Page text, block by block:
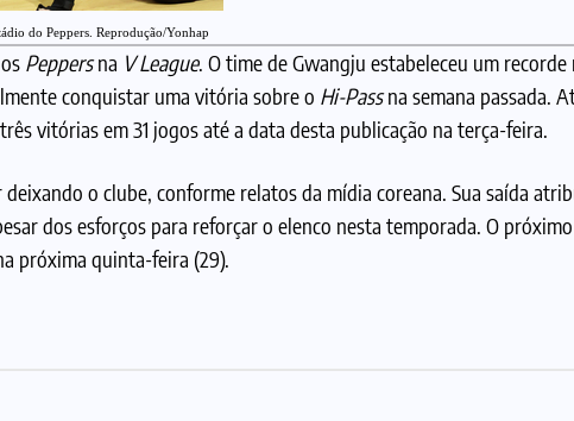
do Peppers. Reprodução/Yonhap
Peppersna V League. O time de Gwangju estabeleceu um
conquistar uma vitória sobre o Hi-Passna semana passada.
vitórias em 31 jogos até a data desta publicação na terça-feira.
o clube, conforme relatos da mídia coreana. Sua saída
dos esforços para reforçar o elenco nesta temporada. O
próxima quinta-feira (29).